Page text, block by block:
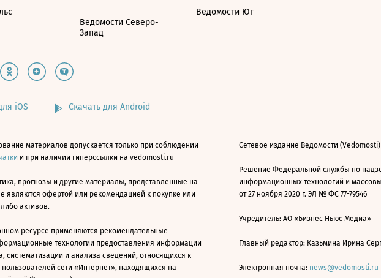
Ведомости Северо-
Запад
Ведомости Юг
iOS Скачать для Android
материалов допускается только при соблюдении
и при наличии гиперссылки на vedomosti.ru
прогнозы и другие материалы, представленные на
являются офертой или рекомендацией к покупке или
активов.
ресурсе применяются рекомендательные
технологии предоставления информации
систематизации и анализа сведений, относящихся к
сети «Интернет», находящихся на
Сетевое издание Ведомости (Vedomosti)
Решение Федеральной службы по
информационных технологий и
от 27 ноября 2020 г. ЭЛ № ФС 77-79546
Учредитель: АО «Бизнес Ньюс Медиа»
Главный редактор: Казьмина Ирина
Электронная почта: news@vedomosti.ru